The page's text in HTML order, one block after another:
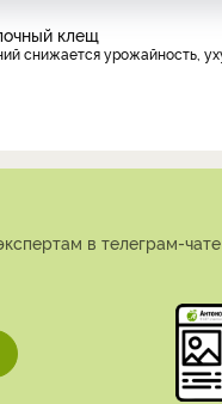
в телеграм-чате